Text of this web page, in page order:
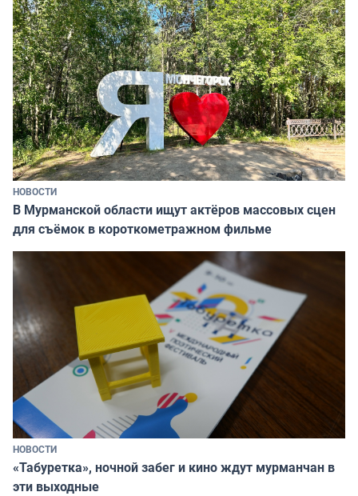
НОВОСТИ
В Мурманской области ищут актёров массовых сцен
для съёмок в короткометражном фильме
НОВОСТИ
«Табуретка», ночной забег и кино ждут мурманчан в
эти выходные